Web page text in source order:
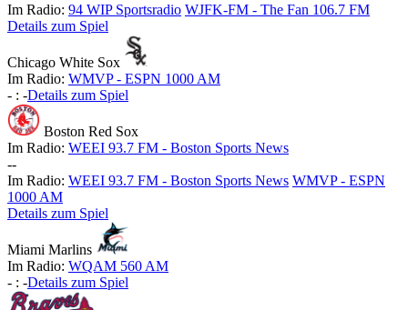
Im Radio: 94 WIP Sportsradio WJFK-FM - The Fan 106.7 FM
Details zum Spiel
Chicago White Sox
Im Radio: WMVP - ESPN 1000 AM
- : -Details zum Spiel
Boston Red Sox
Im Radio: WEEI 93.7 FM - Boston Sports News
--
Im Radio: WEEI 93.7 FM - Boston Sports News WMVP - ESPN
1000 AM
Details zum Spiel
Miami Marlins
Im Radio: WQAM 560 AM
- : -Details zum Spiel